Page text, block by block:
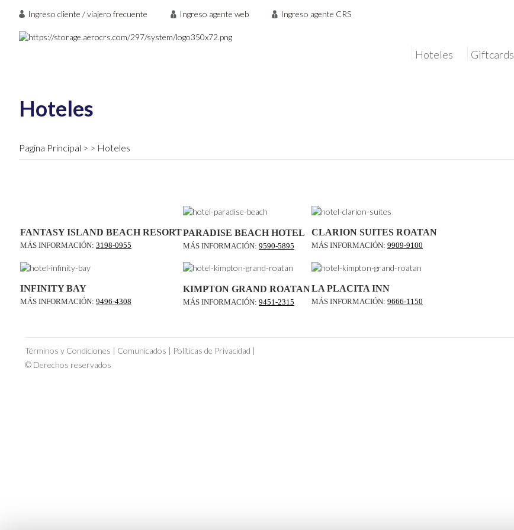
Ingreso cliente / viajero frecuente Ingreso agente web Ingreso agente CRS
Hoteles Giftcards
Hoteles
Pagina Principal Hoteles
FANTASY ISLAND BEACH RESORT
MÁS INFORMACIÓN: 3198-0955
PARADISE BEACH HOTEL
MÁS INFORMACIÓN: 9590-5895
CLARION SUITES ROATAN
MÁS INFORMACIÓN: 9909-9100
INFINITY BAY
MÁS INFORMACIÓN: 9496-4308
KIMPTON GRAND ROATAN
MÁS INFORMACIÓN: 9451-2315
LA PLACITA INN
MÁS INFORMACIÓN: 9666-1150
Términos y Condiciones | Comunicados | Políticas de Privacidad |
© Derechos reservados